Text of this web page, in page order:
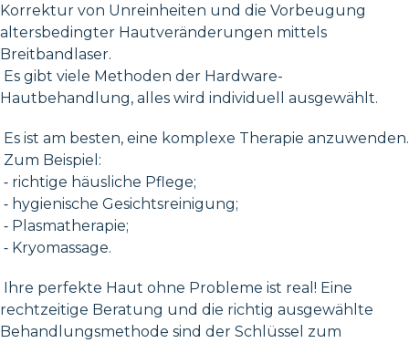
Korrektur von Unreinheiten und die Vorbeugung
altersbedingter Hautveränderungen mittels
Breitbandlaser.
Es gibt viele Methoden der Hardware-
Hautbehandlung, alles wird individuell ausgewählt.
Es ist am besten, eine komplexe Therapie anzuwenden.
Zum Beispiel:
⁃ richtige häusliche Pflege;
⁃ hygienische Gesichtsreinigung;
⁃ Plasmatherapie;
⁃ Kryomassage.
Ihre perfekte Haut ohne Probleme ist real! Eine
rechtzeitige Beratung und die richtig ausgewählte
Behandlungsmethode sind der Schlüssel zum